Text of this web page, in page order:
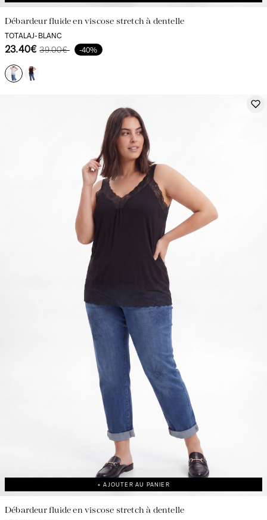
Débardeur fluide en viscose stretch à dentelle
TOTALAJ-BLANC
23.40€ 39.00€ -40%
+ AJOUTER AU PANIER
Débardeur fluide en viscose stretch à dentelle